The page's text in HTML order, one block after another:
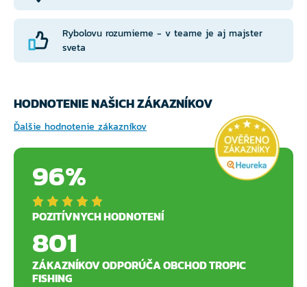
Rybolovu rozumieme - v teame je aj majster
sveta
HODNOTENIE NAŠICH ZÁKAZNÍKOV
Ďalšie hodnotenie zákazníkov
96%
POZITÍVNYCH HODNOTENÍ
801
ZÁKAZNÍKOV ODPORÚČA OBCHOD TROPIC
FISHING